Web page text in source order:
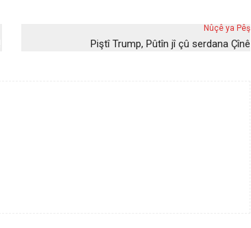
Nûçê ya Pêş
Piştî Trump, Pûtîn jî çû serdana Çînê